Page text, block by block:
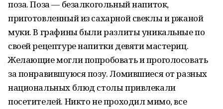
поза. Поза — безалкогольный напиток,
приготовленный из сахарной свеклы и ржаной
муки. В графины были разлиты уникальные по
своей рецептуре напитки девяти мастериц.
Желающие могли попробовать и проголосовать
за понравившуюся позу. Ломившиеся от разных
национальных блюд столы привлекали
посетителей. Никто не проходил мимо, все